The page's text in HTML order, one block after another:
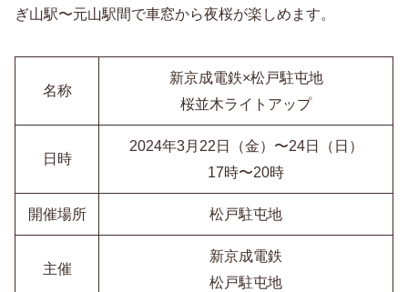
ぎ山駅〜元山駅間で車窓から夜桜が楽しめます。
名称
新京成電鉄×松戸駐屯地
桜並木ライトアップ
日時
2024年3月22日（金）〜24日（日）
17時〜20時
開催場所 松戸駐屯地
主催
新京成電鉄
松戸駐屯地